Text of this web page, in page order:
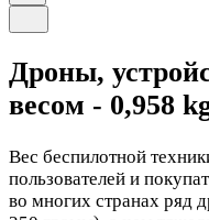
Дроны,
весом - 0,958
Вес беспилотной
пользователей и
во многих странах ряд